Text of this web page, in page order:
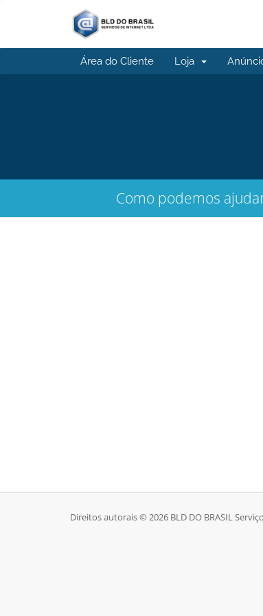
Área do Cliente Loja
Como podemos
Direitos autorais © 2026 BLD DO BRASIL